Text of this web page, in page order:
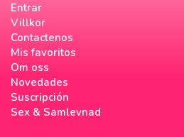
Entrar
Villkor
Contactenos
Mis favoritos
Om oss
Novedades
Suscripción
Sex & Samlevnad